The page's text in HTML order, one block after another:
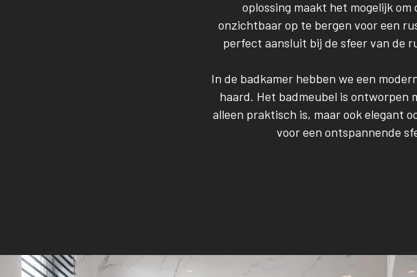
oplossing maakt het mogelijk
onzichtbaar op te bergen voor een
perfect aansluit bij de sfeer van de
In de badkamer hebben we een
haard. Het badmeubel is ontworpen
alleen praktisch is, maar ook elegant
voor een ontspannende